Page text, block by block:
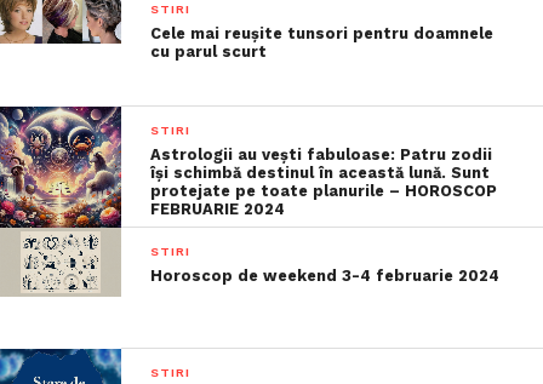
STIRI
Cele mai reușite tunsori pentru doamnele
cu parul scurt
STIRI
Astrologii au vești fabuloase: Patru zodii
își schimbă destinul în această lună. Sunt
protejate pe toate planurile – HOROSCOP
FEBRUARIE 2024
STIRI
Horoscop de weekend 3-4 februarie 2024
STIRI